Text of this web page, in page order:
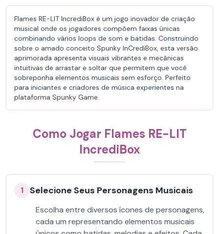
Flames RE-LIT IncrediBox é um jogo inovador de criação
musical onde os jogadores compõem faixas únicas
combinando vários loops de som e batidas. Construindo
sobre o amado conceito Spunky InCrediBox, esta versão
aprimorada apresenta visuais vibrantes e mecânicas
intuitivas de arrastar e soltar que permitem que você
sobreponha elementos musicais sem esforço. Perfeito
para iniciantes e criadores de música experientes na
plataforma Spunky Game.
Como Jogar Flames RE-LIT
IncrediBox
1 Selecione Seus Personagens Musicais
Escolha entre diversos ícones de personagens,
cada um representando elementos musicais